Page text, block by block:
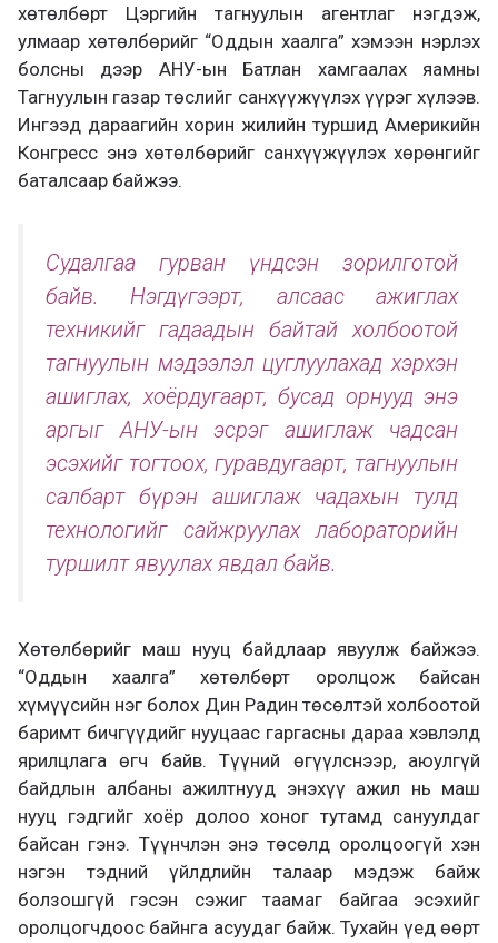
хөтөлбөрт Цэргийн тагнуулын агентлаг нэгдэж,
улмаар хөтөлбөрийг “Оддын хаалга” хэмээн нэрлэх
болсны дээр АНУ-ын Батлан хамгаалах яамны
Тагнуулын газар төслийг санхүүжүүлэх үүрэг хүлээв.
Ингээд дараагийн хорин жилийн туршид Америкийн
Конгресс энэ хөтөлбөрийг санхүүжүүлэх хөрөнгийг
баталсаар байжээ.
Судалгаа гурван үндсэн зорилготой
байв. Нэгдүгээрт, алсаас ажиглах
техникийг гадаадын байтай холбоотой
тагнуулын мэдээлэл цуглуулахад хэрхэн
ашиглах, хоёрдугаарт, бусад орнууд энэ
аргыг АНУ-ын эсрэг ашиглаж чадсан
эсэхийг тогтоох, гуравдугаарт, тагнуулын
салбарт бүрэн ашиглаж чадахын тулд
технологийг сайжруулах лабораторийн
туршилт явуулах явдал байв.
Хөтөлбөрийг маш нууц байдлаар явуулж байжээ.
“Оддын хаалга” хөтөлбөрт оролцож байсан
хүмүүсийн нэг болох Дин Радин төсөлтэй холбоотой
баримт бичгүүдийг нууцаас гаргасны дараа хэвлэлд
ярилцлага өгч байв. Түүний өгүүлснээр, аюулгүй
байдлын албаны ажилтнууд энэхүү ажил нь маш
нууц гэдгийг хоёр долоо хоног тутамд сануулдаг
байсан гэнэ. Түүнчлэн энэ төсөлд оролцоогүй хэн
нэгэн тэдний үйлдлийн талаар мэдэж байж
болзошгүй гэсэн сэжиг таамаг байгаа эсэхийг
оролцогчдоос байнга асуудаг байж. Тухайн үед өөрт